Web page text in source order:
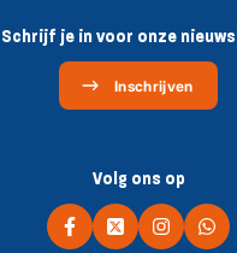
Schrijf je in voor onze
Inschrijven
Volg ons op